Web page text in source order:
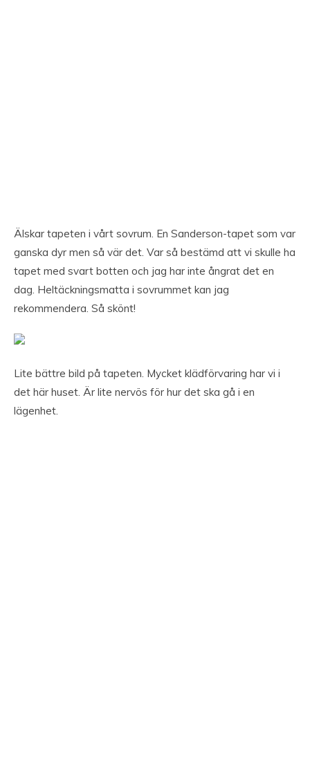
Älskar tapeten i vårt sovrum. En Sanderson-tapet som var
ganska dyr men så vär det. Var så bestämd att vi skulle ha
tapet med svart botten och jag har inte ångrat det en
dag. Heltäckningsmatta i sovrummet kan jag
rekommendera. Så skönt!
Lite bättre bild på tapeten. Mycket klädförvaring har vi i
det här huset. Är lite nervös för hur det ska gå i en
lägenhet.